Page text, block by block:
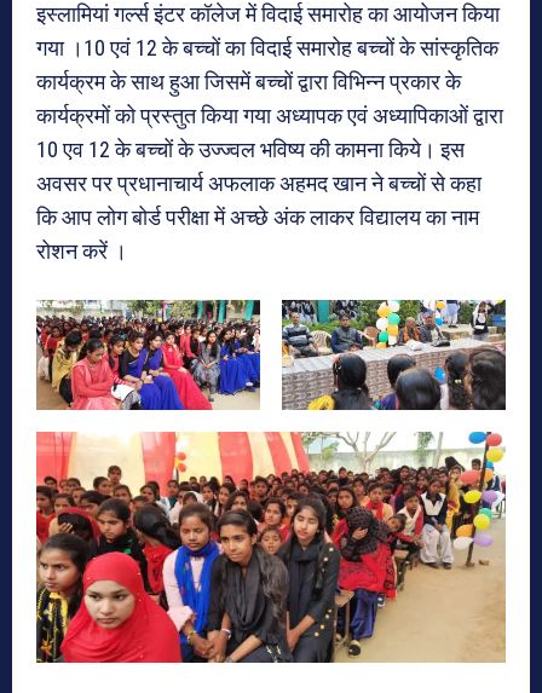
इस्लामियां गर्ल्स इंटर कॉलेज में विदाई समारोह का आयोजन किया
गया ।10 एवं 12 के बच्चों का विदाई समारोह बच्चों के सांस्कृतिक
कार्यक्रम के साथ हुआ जिसमें बच्चों द्वारा विभिन्न प्रकार के
कार्यक्रमों को प्रस्तुत किया गया अध्यापक एवं अध्यापिकाओं द्वारा
10 एव 12 के बच्चों के उज्ज्वल भविष्य की कामना किये। इस
अवसर पर प्रधानाचार्य अफलाक अहमद खान ने बच्चों से कहा
कि आप लोग बोर्ड परीक्षा में अच्छे अंक लाकर विद्यालय का नाम
रोशन करें ।